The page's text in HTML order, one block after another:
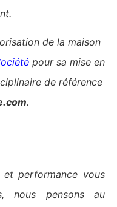
de la maison
pour sa mise en
de référence
.
et performance vous
nous pensons au